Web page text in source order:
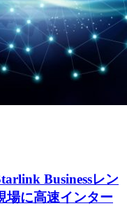
Businessレン
場に高速インター